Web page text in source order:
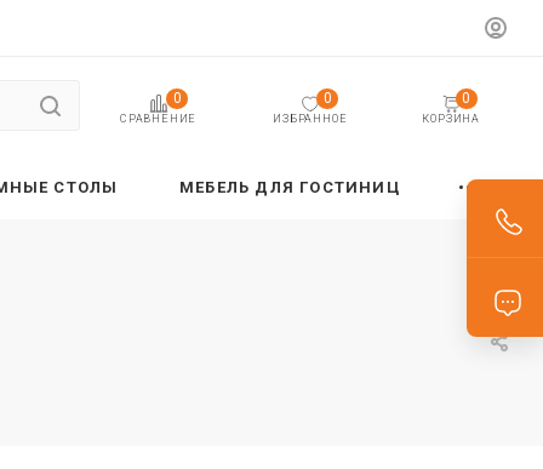
СРАВНЕНИЕ
0
ИЗБРАННОЕ
0
КОРЗИНА
0
СТОЛЫ МЕБЕЛЬ ДЛЯ ГОСТИНИЦ